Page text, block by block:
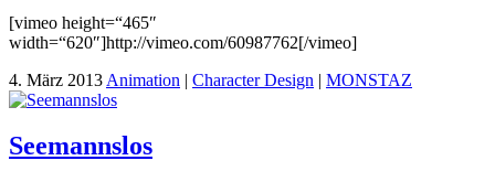
[vimeo height=“465″
width=“620″]http://vimeo.com/60987762[/vimeo]
4. März 2013 Animation | Character Design | MONSTAZ
Seemannslos